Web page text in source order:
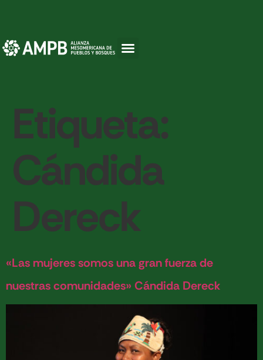
Etiqueta:
Cándida
Dereck
«Las mujeres somos una gran fuerza de
nuestras comunidades» Cándida Dereck